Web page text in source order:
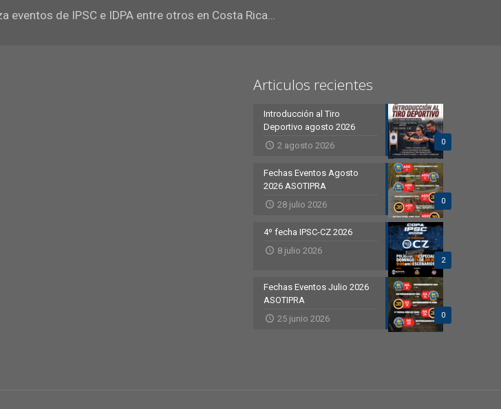
de IPSC e IDPA entre otros en Costa Rica…
Articulos recientes
0
Introducción al Tiro
Deportivo agosto 2026
2 agosto 2026
0
Fechas Eventos Agosto
2026 ASOTIPRA
28 julio 2026
2
4º fecha IPSC-CZ 2026
8 julio 2026
0
Fechas Eventos Julio 2026
ASOTIPRA
25 junio 2026